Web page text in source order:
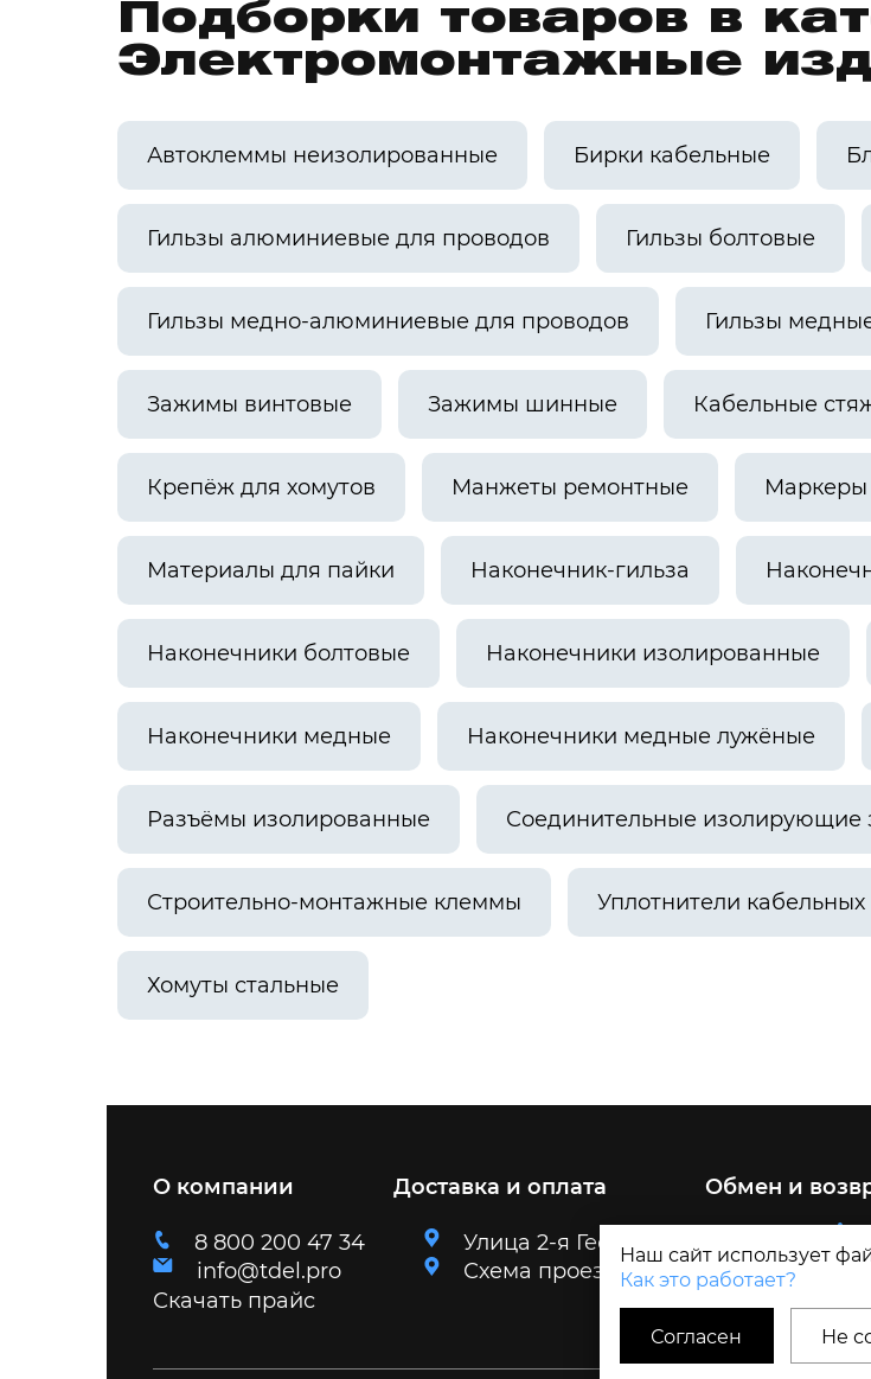
Наш сайт использует
Как это работает?
Согласен Не
Подборки товаров в
Электромонтажные
Автоклеммы неизолированные Бирки кабельные
Гильзы алюминиевые для проводов Гильзы болтовые
Гильзы медно-алюминиевые для проводов Гильзы
Зажимы винтовые Зажимы шинные Кабельные
Крепёж для хомутов Манжеты ремонтные Маркеры
Материалы для пайки Наконечник-гильза
Наконечники болтовые Наконечники изолированные
Наконечники медные Наконечники медные лужёные
Разъёмы изолированные Соединительные
Строительно-монтажные клеммы Уплотнители
Хомуты стальные
О компании Доставка и оплата Обмен и
8 800 200 47 34
info@tdel.pro
Улица 2-я Геологическая, 32
Схема проезда
Скачать прайс